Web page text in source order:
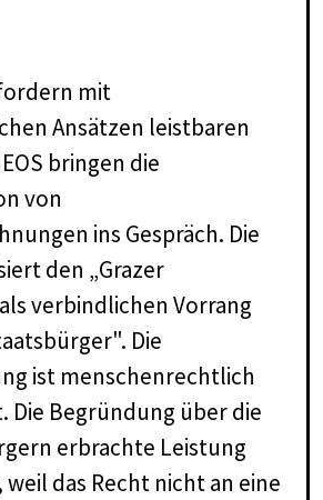
mit
Ansätzen leistbaren
bringen die
von
ins Gespräch. Die
den „Grazer
verbindlichen Vorrang
Die
ist menschenrechtlich
Die Begründung über die
erbrachte Leistung
das Recht nicht an eine